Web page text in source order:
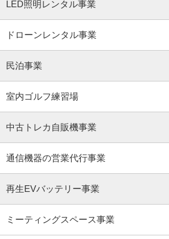
LED照明レンタル事業
ドローンレンタル事業
民泊事業
室内ゴルフ練習場
中古トレカ自販機事業
通信機器の営業代行事業
再生EVバッテリー事業
ミーティングスペース事業